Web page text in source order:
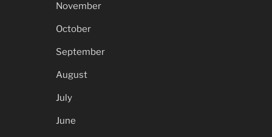
November
October
September
August
July
June